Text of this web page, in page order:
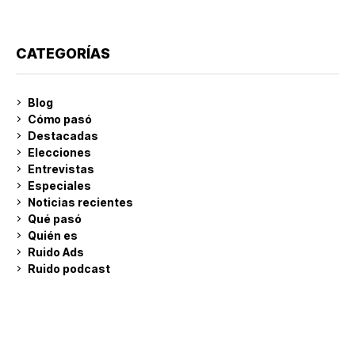
CATEGORÍAS
Blog
Cómo pasó
Destacadas
Elecciones
Entrevistas
Especiales
Noticias recientes
Qué pasó
Quién es
Ruido Ads
Ruido podcast